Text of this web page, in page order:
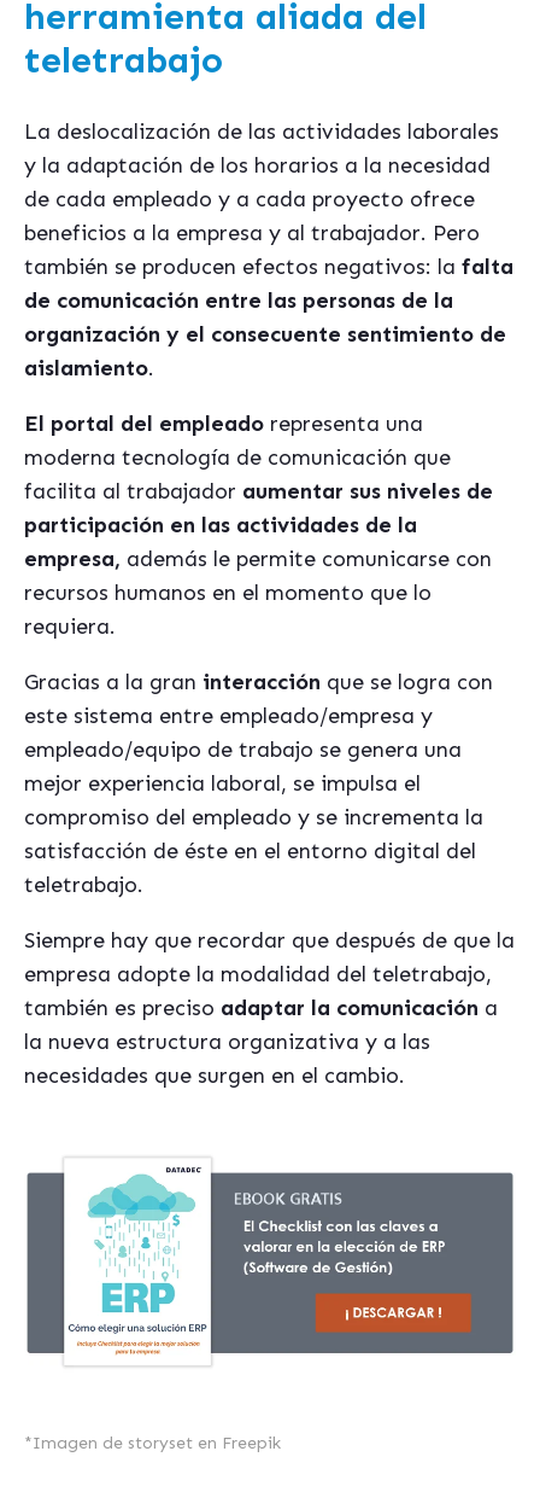
herramienta aliada del
teletrabajo
La deslocalización de las actividades laborales
y la adaptación de los horarios a la necesidad
de cada empleado y a cada proyecto ofrece
beneficios a la empresa y al trabajador. Pero
también se producen efectos negativos: la falta
de comunicación entre las personas de la
organización y el consecuente sentimiento de
aislamiento.
El portal del empleado representa una
moderna tecnología de comunicación que
facilita al trabajador aumentar sus niveles de
participación en las actividades de la
empresa, además le permite comunicarse con
recursos humanos en el momento que lo
requiera.
Gracias a la gran interacción que se logra con
este sistema entre empleado/empresa y
empleado/equipo de trabajo se genera una
mejor experiencia laboral, se impulsa el
compromiso del empleado y se incrementa la
satisfacción de éste en el entorno digital del
teletrabajo.
Siempre hay que recordar que después de que la
empresa adopte la modalidad del teletrabajo,
también es preciso adaptar la comunicación a
la nueva estructura organizativa y a las
necesidades que surgen en el cambio.
*Imagen de storyset en Freepik